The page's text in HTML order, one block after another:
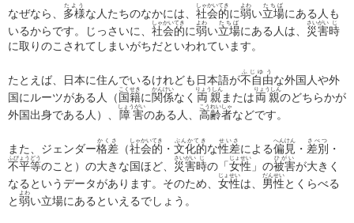
なぜなら、 多様
たよう
な人たちのなかには、 社会的
しゃかいてき
に弱
よわ
い立場
たちば
にある人も
いるからです。じっさいに、 社会的
しゃかいてき
に弱
よわ
い立場
たちば
にある人は、 災害
さいがい
時
じ
に取りのこされてしまいがちだといわれています。
たとえば、日本に住んでいるけれども日本語が不自由
ふじゆう
な外国人や外
国にルーツがある人（ 国籍
こくせき
に関係
かんけい
なく 両親
りょうしん
または 両親
りょうしん
のどちらかが
外国出身である人）、
障害
しょうがい
のある人、 高齢者
こうれいしゃ
などです。
また、ジェンダー格差
かくさ
（社会的
しゃかいてき
・ 文化的
ぶんかてき
な性差
せいさ
による偏見
へんけん
・ 差別
さべつ
・
不平等
ふびょうどう
のこと）の大きな国ほど、 災害
さいがい
時
じ
の「 女性
じょせい
」の被害
ひがい
が大きく
なるというデータがあります。そのため、 女性
じょせい
は、 男性
だんせい
とくらべる
と 弱
よわ
い立場にあるといえるでしょう。